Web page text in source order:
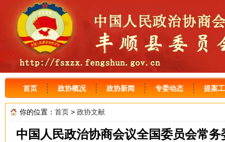
首页 政协概况 政协新闻 专委动态 提案
你的位置： 首页 > 政协文献
中国人民政治协商会议全国委员会常